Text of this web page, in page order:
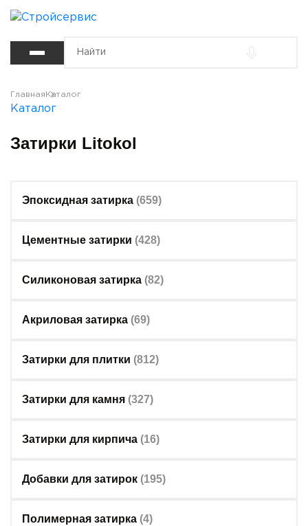
Главная Каталог
Каталог
Затирки Litokol
Эпоксидная затирка (659)
Цементные затирки (428)
Силиконовая затирка (82)
Акриловая затирка (69)
Затирки для плитки (812)
Затирки для камня (327)
Затирки для кирпича (16)
Добавки для затирок (195)
Полимерная затирка (4)